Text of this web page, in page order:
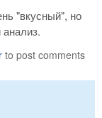
"вкусный", но
to post comments